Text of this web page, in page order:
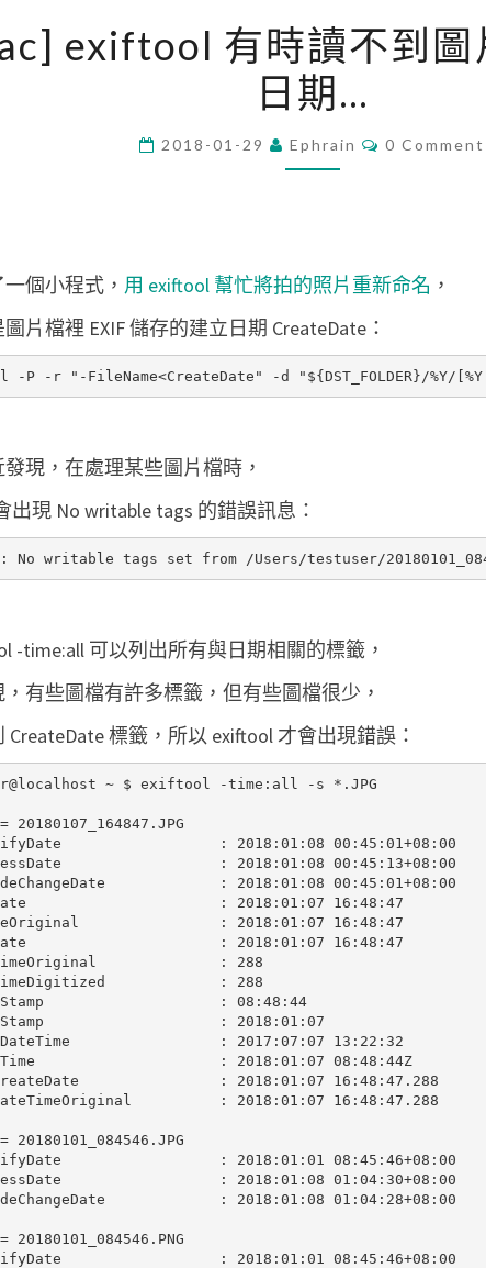
M
a
c
]
f
o
不
到
片
的
建
期
…
exiftool 有時讀不到圖
日期…
2018-01-29 Ephrain
C
0 Comment
個小程式， 用 exiftool 幫忙將拍的照片重新命名 ，
片檔裡 EXIF 儲存的建立日期 CreateDate：
現，在處理某些圖片檔時，
出現 No writable tags 的錯誤訊息：
-time:all 可以列出所有與日期相關的標籤，
有些圖檔有許多標籤，但有些圖檔很少，
CreateDate 標籤，所以 exiftool 才會出現錯誤：
~ $ exiftool -time:all -s *.JPG
20180107_164847.JPG
: 2018:01:08 00:45:01+08:00
: 2018:01:08 00:45:13+08:00
: 2018:01:08 00:45:01+08:00
: 2018:01:07 16:48:47
: 2018:01:07 16:48:47
: 2018:01:07 16:48:47
: 288
: 288
: 08:48:44
: 2018:01:07
: 2017:07:07 13:22:32
: 2018:01:07 08:48:44Z
: 2018:01:07 16:48:47.288
: 2018:01:07 16:48:47.288
20180101_084546.JPG
: 2018:01:01 08:45:46+08:00
: 2018:01:08 01:04:30+08:00
: 2018:01:08 01:04:28+08:00
20180101_084546.PNG
: 2018:01:01 08:45:46+08:00